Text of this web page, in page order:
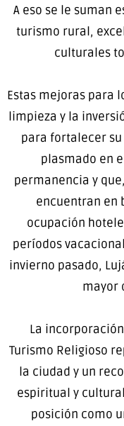
A eso se le suman
turismo rural,
culturales
Estas mejoras para
limpieza y la
para fortalecer
plasmado en
permanencia y
encuentran en
ocupación
períodos
invierno pasado,
mayor
La
Turismo Religioso
la ciudad y un
espiritual y
posición como